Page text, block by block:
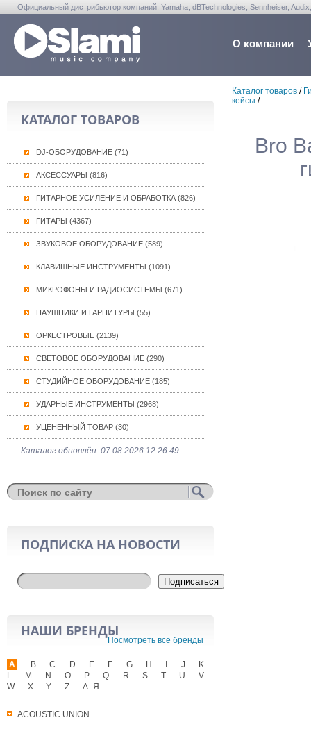
Официальный дистрибьютор компаний: Yamaha, dBTechnologies, Sennheiser,
О компании
КАТАЛОГ ТОВАРОВ
DJ-ОБОРУДОВАНИЕ (71)
АКСЕССУАРЫ (816)
ГИТАРНОЕ УСИЛЕНИЕ И ОБРАБОТКА (826)
ГИТАРЫ (4367)
ЗВУКОВОЕ ОБОРУДОВАНИЕ (589)
КЛАВИШНЫЕ ИНСТРУМЕНТЫ (1091)
МИКРОФОНЫ И РАДИОСИСТЕМЫ (671)
НАУШНИКИ И ГАРНИТУРЫ (55)
ОРКЕСТРОВЫЕ (2139)
СВЕТОВОЕ ОБОРУДОВАНИЕ (290)
СТУДИЙНОЕ ОБОРУДОВАНИЕ (185)
УДАРНЫЕ ИНСТРУМЕНТЫ (2968)
УЦЕНЕННЫЙ ТОВАР (30)
Каталог обновлён: 07.08.2026 12:26:49
ПОДПИСКА НА НОВОСТИ
Подписаться
НАШИ БРЕНДЫ
Посмотреть все бренды
A
ACOUSTIC UNION
B C D E F G H J
K
L
M N O P Q R S T U
V
W
X Y Z А–Я
Каталог товаров/
кейсы /
Bro